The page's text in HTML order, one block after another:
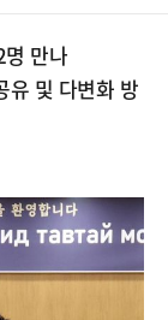
만나
및 다변화 방